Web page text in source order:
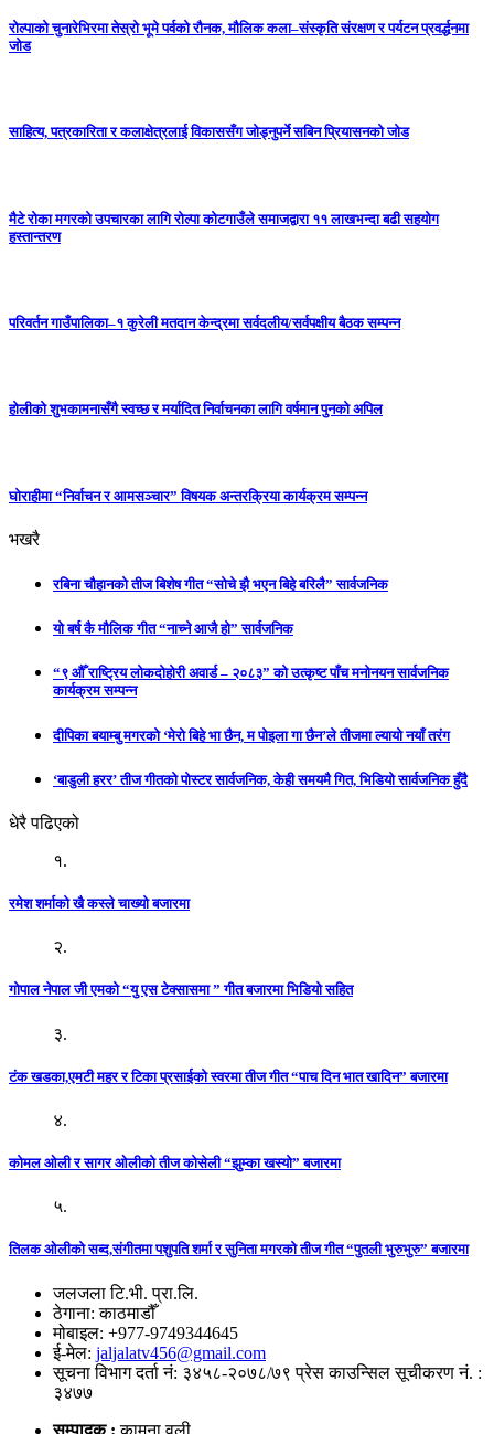
रोल्पाको चुनारेभिरमा तेस्रो भूमे पर्वको रौनक, मौलिक कला–संस्कृति संरक्षण र पर्यटन प्रवर्द्धनमा
जोड
साहित्य, पत्रकारिता र कलाक्षेत्रलाई विकाससँग जोड्नुपर्ने सबिन प्रियासनको जोड
मैटे रोका मगरको उपचारका लागि रोल्पा कोटगाउँले समाजद्वारा ११ लाखभन्दा बढी सहयोग
हस्तान्तरण
परिवर्तन गाउँपालिका–१ कुरेली मतदान केन्द्रमा सर्वदलीय/सर्वपक्षीय बैठक सम्पन्न
होलीको शुभकामनासँगै स्वच्छ र मर्यादित निर्वाचनका लागि वर्षमान पुनको अपिल
घाेराहीमा “निर्वाचन र आमसञ्चार” विषयक अन्तरक्रिया कार्यक्रम सम्पन्न
भखरै
रबिना चौहानको तीज बिशेष गीत “सोचे झै भएन बिहे बरिलै” सार्वजनिक
यो बर्ष कै मौलिक गीत “नाच्ने आजै हो” सार्वजनिक
“९ औँ राष्ट्रिय लोकदोहोरी अवार्ड – २०८३” को उत्कृष्ट पाँच मनोनयन सार्वजनिक
कार्यक्रम सम्पन्न
दीपिका बयाम्बु मगरको ‘मेरो बिहे भा छैन, म पोइला गा छैन’ले तीजमा ल्यायो नयाँ तरंग
‘बाडुली हरर’ तीज गीतको पोस्टर सार्वजनिक, केही समयमै गित, भिडियो सार्वजनिक हुँदै
धेरै पढिएको
१.
रमेश शर्माको खै कस्ले चाख्यो बजारमा
२.
गोपाल नेपाल जी एमको “यु एस टेक्सासमा ” गीत बजारमा भिडियो सहित
३.
टंक खडका,एमटी महर र टिका प्रसाईको स्वरमा तीज गीत “पाच दिन भात खादिन” बजारमा
४.
कोमल ओली र सागर ओलीको तीज कोसेली “झुम्का खस्यो” बजारमा
५.
तिलक ओलीको सब्द,संगीतमा पशुपति शर्मा र सुनिता मगरको तीज गीत “पुतली भुरुभुरु” बजारमा
जलजला टि.भी. प्रा.लि.
ठेगाना: काठमाडौँ
मोबाइल: +977-9749344645
ई-मेल: jaljalatv456@gmail.com
सूचना विभाग दर्ता नं: ३४५८-२०७८/७९ प्रेस काउन्सिल सूचीकरण नं. :
३४७७
सम्पादक :कामना वली